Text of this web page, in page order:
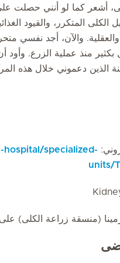
أشعر كما لو أنني حصلت
المتكرر، والقيود
والآن، أجد نفسي
منذ عملية الزرع. وأود
الذين دعموني خلال هذه
specialized-
units/
أزمينا (منسقة زراعة الكلى)